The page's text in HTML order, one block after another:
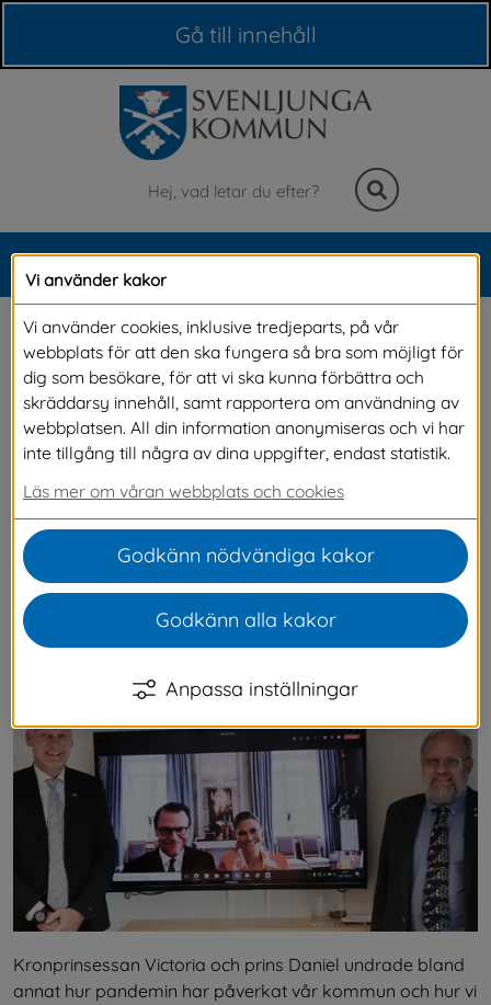
Gå till innehåll
Sök
Meny
Videomöte med
Kronprinsessparet
Kronprinsessan Victoria och prins Daniel hälsar
till alla kommuninvånare och medarbetare i
kommunstyrelse ordförande Stefan Carlsson
och vår kommunchef Magnus Nilsson
Kronprinsessparet på ett trevligt och intressant
videosamtal.
Kronprinsessan Victoria och prins Daniel undrade bland
annat hur pandemin har påverkat vår kommun och hur vi
Vi använder kakor
Vi använder cookies, inklusive tredjeparts, på vår
webbplats för att den ska fungera så bra som möjligt för
dig som besökare, för att vi ska kunna förbättra och
skräddarsy innehåll, samt rapportera om användning av
webbplatsen. All din information anonymiseras och vi har
inte tillgång till några av dina uppgifter, endast statistik.
Läs mer om våran webbplats och cookies
Godkänn nödvändiga kakor
Godkänn alla kakor
Anpassa inställningar